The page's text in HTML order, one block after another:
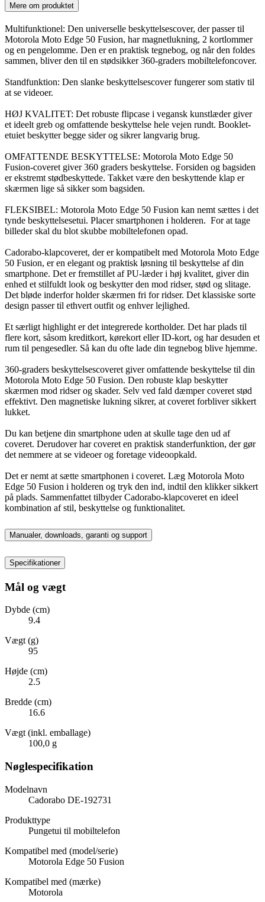
Mere om produktet
Multifunktionel: Den universelle beskyttelsescover, der passer til
Motorola Moto Edge 50 Fusion, har magnetlukning, 2 kortlommer
og en pengelomme. Den er en praktisk tegnebog, og når den foldes
sammen, bliver den til en stødsikker 360-graders mobiltelefoncover.
Standfunktion: Den slanke beskyttelsescover fungerer som stativ til
at se videoer.
HØJ KVALITET: Det robuste flipcase i vegansk kunstlæder giver
et ideelt greb og omfattende beskyttelse hele vejen rundt. Booklet-
etuiet beskytter begge sider og sikrer langvarig brug.
OMFATTENDE BESKYTTELSE: Motorola Moto Edge 50
Fusion-coveret giver 360 graders beskyttelse. Forsiden og bagsiden
er ekstremt stødbeskyttede. Takket være den beskyttende klap er
skærmen lige så sikker som bagsiden.
FLEKSIBEL: Motorola Moto Edge 50 Fusion kan nemt sættes i det
tynde beskyttelsesetui. Placer smartphonen i holderen. For at tage
billeder skal du blot skubbe mobiltelefonen opad.
Cadorabo-klapcoveret, der er kompatibelt med Motorola Moto Edge
50 Fusion, er en elegant og praktisk løsning til beskyttelse af din
smartphone. Det er fremstillet af PU-læder i høj kvalitet, giver din
enhed et stilfuldt look og beskytter den mod ridser, stød og slitage.
Det bløde inderfor holder skærmen fri for ridser. Det klassiske sorte
design passer til ethvert outfit og enhver lejlighed.
Et særligt highlight er det integrerede kortholder. Det har plads til
flere kort, såsom kreditkort, kørekort eller ID-kort, og har desuden et
rum til pengesedler. Så kan du ofte lade din tegnebog blive hjemme.
360-graders beskyttelsescoveret giver omfattende beskyttelse til din
Motorola Moto Edge 50 Fusion. Den robuste klap beskytter
skærmen mod ridser og skader. Selv ved fald dæmper coveret stød
effektivt. Den magnetiske lukning sikrer, at coveret forbliver sikkert
lukket.
Du kan betjene din smartphone uden at skulle tage den ud af
coveret. Derudover har coveret en praktisk standerfunktion, der gør
det nemmere at se videoer og foretage videoopkald.
Det er nemt at sætte smartphonen i coveret. Læg Motorola Moto
Edge 50 Fusion i holderen og tryk den ind, indtil den klikker sikkert
på plads. Sammenfattet tilbyder Cadorabo-klapcoveret en ideel
kombination af stil, beskyttelse og funktionalitet.
Manualer, downloads, garanti og support
Specifikationer
Mål og vægt
Dybde (cm)
9.4
Vægt (g)
95
Højde (cm)
2.5
Bredde (cm)
16.6
Vægt (inkl. emballage)
100,0 g
Nøglespecifikation
Modelnavn
Cadorabo DE-192731
Produkttype
Pungetui til mobiltelefon
Kompatibel med (model/serie)
Motorola Edge 50 Fusion
Kompatibel med (mærke)
Motorola